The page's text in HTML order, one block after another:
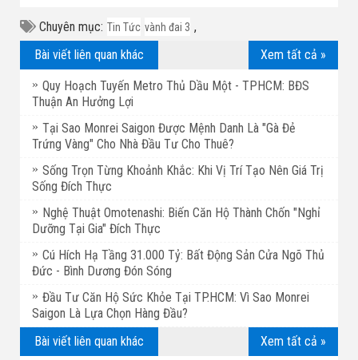
Chuyên mục: Tin Tức ,
vành đai 3
Xem tất cả »
Bài viết liên quan khác
Quy Hoạch Tuyến Metro Thủ Dầu Một - TPHCM: BĐS
Thuận An Hưởng Lợi
Tại Sao Monrei Saigon Được Mệnh Danh Là "Gà Đẻ
Trứng Vàng" Cho Nhà Đầu Tư Cho Thuê?
Sống Trọn Từng Khoảnh Khắc: Khi Vị Trí Tạo Nên Giá Trị
Sống Đích Thực
Nghệ Thuật Omotenashi: Biến Căn Hộ Thành Chốn "Nghỉ
Dưỡng Tại Gia" Đích Thực
Cú Hích Hạ Tầng 31.000 Tỷ: Bất Động Sản Cửa Ngõ Thủ
Đức - Bình Dương Đón Sóng
Đầu Tư Căn Hộ Sức Khỏe Tại TP.HCM: Vì Sao Monrei
Saigon Là Lựa Chọn Hàng Đầu?
Xem tất cả »
Bài viết liên quan khác